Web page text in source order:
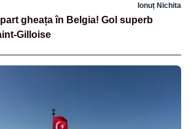
Ionuț Nichita
gheața în Belgia! Gol superb
Gilloise